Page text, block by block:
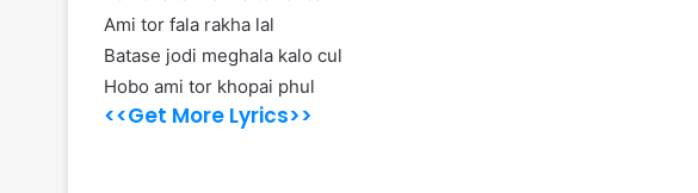
Ami tor fala rakha lal
Batase jodi meghala kalo cul
Hobo ami tor khopai phul
<<Get More Lyrics>>